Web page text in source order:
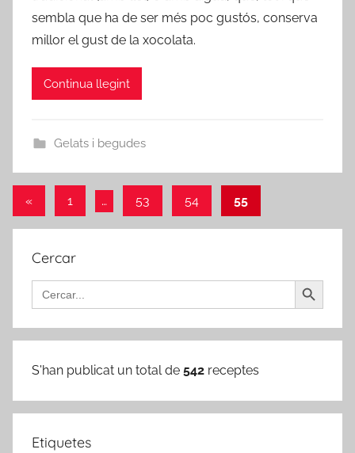
sembla que ha de ser més poc gustós, conserva
millor el gust de la xocolata.
Continua llegint
Gelats i begudes
Paginació
de
les
entrades
«Entrades
1 … 53 54 55
Cercar
Search
for:
Search Button
S'han publicat un total de 542 receptes
Etiquetes